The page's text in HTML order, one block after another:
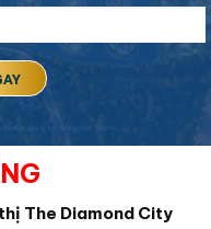
The Diamond City